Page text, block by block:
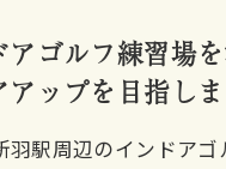
アゴルフ練習場を
アップを目指し
羽駅周辺のインドアゴ